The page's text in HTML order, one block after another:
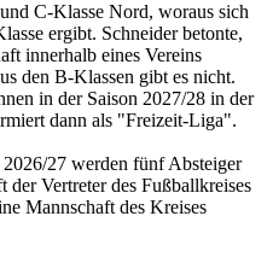
C-Klasse Nord, woraus sich
ergibt. Schneider betonte,
innerhalb eines Vereins
den B-Klassen gibt es nicht.
in der Saison 2027/28 in der
dann als "Freizeit-Liga".
27 werden fünf Absteiger
Vertreter des Fußballkreises
Mannschaft des Kreises